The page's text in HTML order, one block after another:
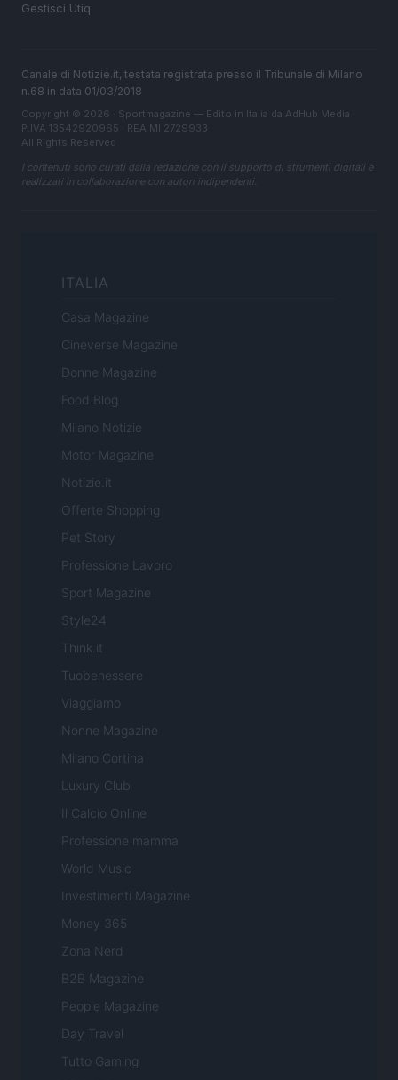
Gestisci Utiq
Canale di Notizie.it, testata registrata presso il Tribunale di Milano
n.68 in data 01/03/2018
Copyright © 2026 · Sportmagazine — Edito in Italia da AdHub Media
P.IVA 13542920965 · REA MI 2729933
All Rights Reserved
I contenuti sono curati dalla redazione con il supporto di strumenti digitali e
realizzati in collaborazione con autori indipendenti.
ITALIA
Casa Magazine
Cineverse Magazine
Donne Magazine
Food Blog
Milano Notizie
Motor Magazine
Notizie.it
Offerte Shopping
Pet Story
Professione Lavoro
Sport Magazine
Style24
Think.it
Tuobenessere
Viaggiamo
Nonne Magazine
Milano Cortina
Luxury Club
Il Calcio Online
Professione mamma
World Music
Investimenti Magazine
Money 365
Zona Nerd
B2B Magazine
People Magazine
Day Travel
Tutto Gaming